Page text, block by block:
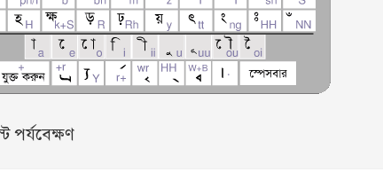
পর্যবেক্ষণ